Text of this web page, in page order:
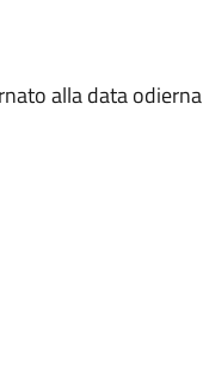
alla data odierna